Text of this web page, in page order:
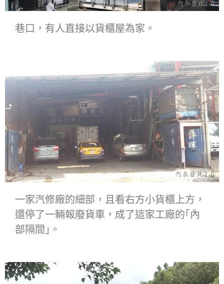
巷口，有人直接以貨櫃屋為家。
一家汽修廠的細部，且看右方小貨櫃上方，
還停了一輛報廢貨車，成了這家工廠的｢內
部隔間｣。